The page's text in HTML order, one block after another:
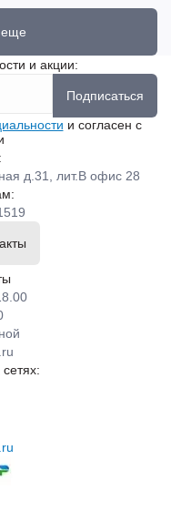
еще
и акции:
Подписаться
и согласен с
д.31, лит.В офис 28